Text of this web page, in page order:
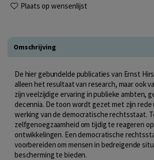
Plaats op wensenlijst
Omschrijving
De hier gebundelde publicaties van Ernst
alleen het resultaat van research, maar ook
zijn veelzijdige ervaring in publieke ambten,
decennia. De toon wordt gezet met zijn rede
werking van de democratische rechtsstaat.
zelfgenoegzaamheid om tijdig te reageren
ontwikkelingen. Een democratische
voorbereiden om mensen in bedreigende
bescherming te bieden.